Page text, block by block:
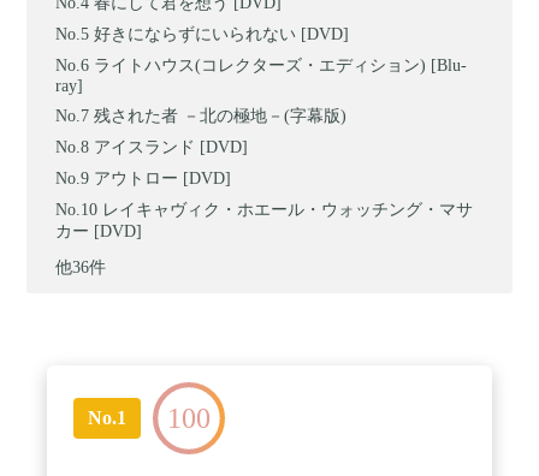
好きにならずにいられない [DVD]
ライトハウス(コレクターズ・エディション) [Blu-
ray]
残された者 －北の極地－(字幕版)
アイスランド [DVD]
アウトロー [DVD]
レイキャヴィク・ホエール・ウォッチング・マサ
カー [DVD]
他36件
No.1 100